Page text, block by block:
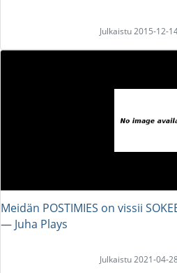
Julkaistu 2015-12-
Meidän POSTIMIES on vissii
― Juha Plays
Julkaistu 2021-04-